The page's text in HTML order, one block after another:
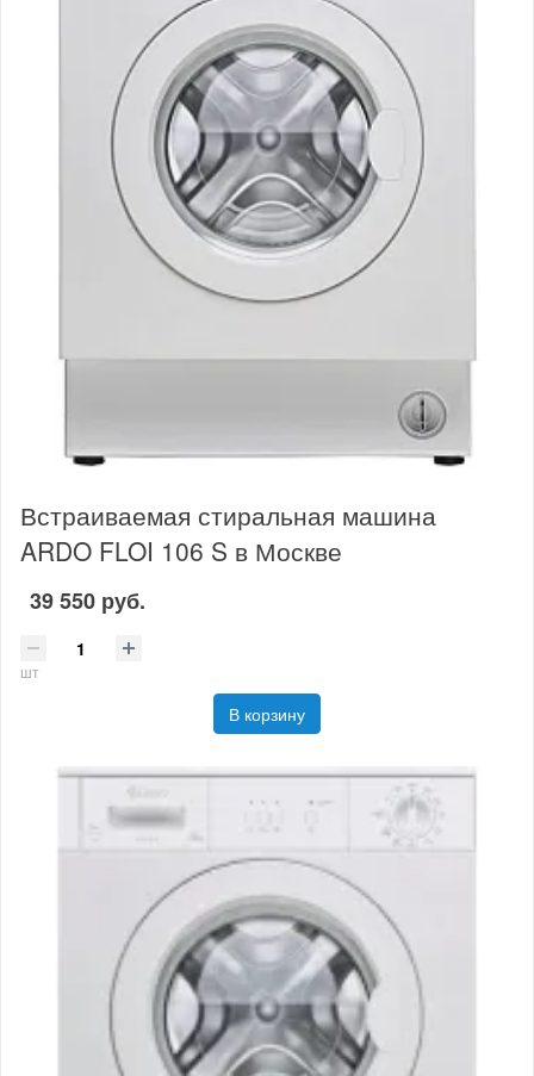
Встраиваемая стиральная машина
ARDO FLOI 106 S в Москве
39 550 руб.
шт
В корзину